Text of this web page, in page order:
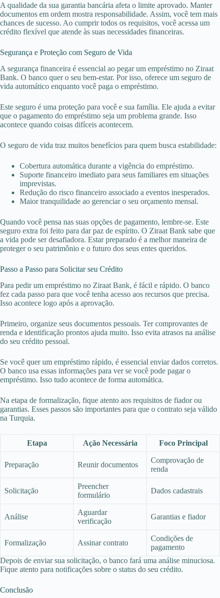
A qualidade da sua garantia bancária afeta o limite aprovado. Manter
documentos em ordem mostra responsabilidade. Assim, você tem mais
chances de sucesso. Ao cumprir todos os requisitos, você acessa um
crédito flexível que atende às suas necessidades financeiras.
Segurança e Proteção com Seguro de Vida
A segurança financeira é essencial ao pegar um empréstimo no Ziraat
Bank. O banco quer o seu bem-estar. Por isso, oferece um seguro de
vida automático enquanto você paga o empréstimo.
Este seguro é uma proteção para você e sua família. Ele ajuda a evitar
que o pagamento do empréstimo seja um problema grande. Isso
acontece quando coisas difíceis acontecem.
O seguro de vida traz muitos benefícios para quem busca estabilidade:
Cobertura automática durante a vigência do empréstimo.
Suporte financeiro imediato para seus familiares em situações
imprevistas.
Redução do risco financeiro associado a eventos inesperados.
Maior tranquilidade ao gerenciar o seu orçamento mensal.
Quando você pensa nas suas opções de pagamento, lembre-se. Este
seguro extra foi feito para dar paz de espírito. O Ziraat Bank sabe que
a vida pode ser desafiadora. Estar preparado é a melhor maneira de
proteger o seu patrimônio e o futuro dos seus entes queridos.
Passo a Passo para Solicitar seu Crédito
Para pedir um empréstimo no Ziraat Bank, é fácil e rápido. O banco
fez cada passo para que você tenha acesso aos recursos que precisa.
Isso acontece logo após a aprovação.
Primeiro, organize seus documentos pessoais. Ter comprovantes de
renda e identificação prontos ajuda muito. Isso evita atrasos na análise
do seu crédito pessoal.
Se você quer um empréstimo rápido, é essencial enviar dados corretos.
O banco usa essas informações para ver se você pode pagar o
empréstimo. Isso tudo acontece de forma automática.
Na etapa de formalização, fique atento aos requisitos de fiador ou
garantias. Esses passos são importantes para que o contrato seja válido
na Turquia.
Etapa Ação Necessária Foco Principal
Preparação Reunir documentos
Comprovação de
renda
Solicitação
Preencher
formulário
Dados cadastrais
Análise
Aguardar
verificação
Garantias e fiador
Formalização Assinar contrato
Condições de
pagamento
Depois de enviar sua solicitação, o banco fará uma análise minuciosa.
Fique atento para notificações sobre o status do seu crédito.
Conclusão